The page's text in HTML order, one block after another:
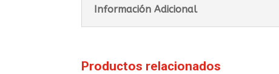
Información Adicional
Productos relacionados